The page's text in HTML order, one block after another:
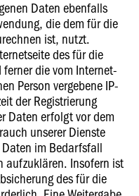
Daten ebenfalls
die dem für die
ist, nutzt.
des für die
die vom Internet-
Person vergebene IP-
der Registrierung
Daten erfolgt vor dem
unserer Dienste
im Bedarfsfall
aufzuklären. Insofern ist
des für die